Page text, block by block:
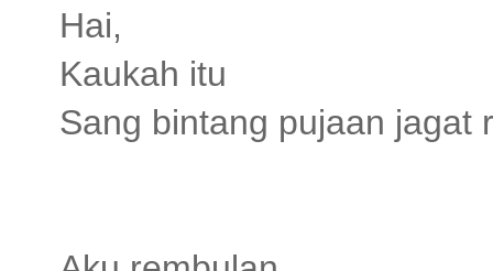
Hai,
Kaukah itu
Sang bintang pujaan jagat